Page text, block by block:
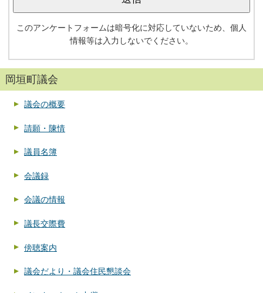
このアンケートフォームは暗号化に対応していないため、個人
情報等は入力しないでください。
岡垣町議会
議会の概要
請願・陳情
議員名簿
会議録
会議の情報
議長交際費
傍聴案内
議会だより・議会住民懇談会